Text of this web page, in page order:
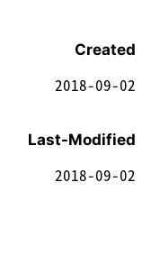
Created
2018-09-02
Last-Modified
2018-09-02